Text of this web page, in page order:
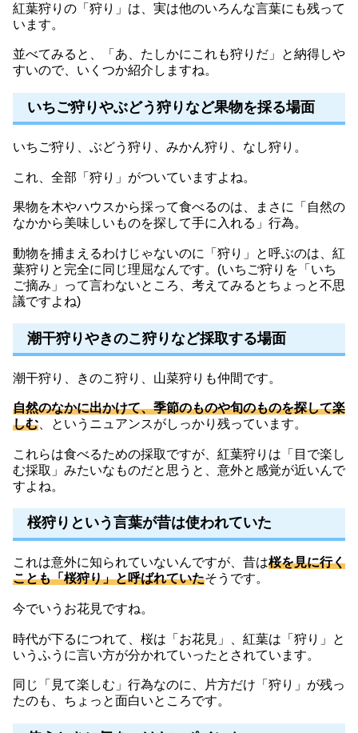
紅葉狩りの「狩り」は、実は他のいろんな言葉にも残って
います。
並べてみると、「あ、たしかにこれも狩りだ」と納得しや
すいので、いくつか紹介しますね。
いちご狩りやぶどう狩りなど果物を採る場面
いちご狩り、ぶどう狩り、みかん狩り、なし狩り。
これ、全部「狩り」がついていますよね。
果物を木やハウスから採って食べるのは、まさに「自然の
なかから美味しいものを探して手に入れる」行為。
動物を捕まえるわけじゃないのに「狩り」と呼ぶのは、紅
葉狩りと完全に同じ理屈なんです。(いちご狩りを「いち
ご摘み」って言わないところ、考えてみるとちょっと不思
議ですよね)
潮干狩りやきのこ狩りなど採取する場面
潮干狩り、きのこ狩り、山菜狩りも仲間です。
自然のなかに出かけて、季節のものや旬のものを探して楽
しむ 、というニュアンスがしっかり残っています。
これらは食べるための採取ですが、紅葉狩りは「目で楽し
む採取」みたいなものだと思うと、意外と感覚が近いんで
すよね。
桜狩りという言葉が昔は使われていた
これは意外に知られていないんですが、昔は桜を見に行く
ことも「桜狩り」と呼ばれていたそうです。
今でいうお花見ですね。
時代が下るにつれて、桜は「お花見」、紅葉は「狩り」と
いうふうに言い方が分かれていったとされています。
同じ「見て楽しむ」行為なのに、片方だけ「狩り」が残っ
たのも、ちょっと面白いところです。